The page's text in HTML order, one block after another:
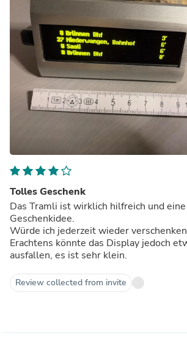
Tolles Geschenk
Das Tramli ist wirklich hilfreich und eine
Geschenkidee.
Würde ich jederzeit wieder
Erachtens könnte das Display jedoch
ausfallen, es ist sehr klein.
Review collected from invite